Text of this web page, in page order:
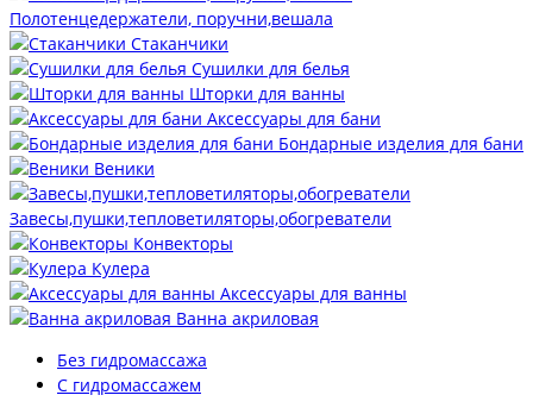
Полотенцедержатели, поручни,вешала
Стаканчики
Сушилки для белья
Шторки для ванны
Аксессуары для бани
Бондарные изделия для бани
Веники
Завесы,пушки,тепловетиляторы,обогреватели
Конвекторы
Кулера
Аксессуары для ванны
Ванна акриловая
Без гидромассажа
С гидромассажем